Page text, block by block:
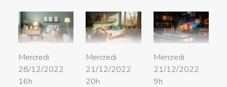
Mercredi
28/12/2022
16h
Mercredi
21/12/2022
20h
Mercredi
21/12/2022
9h